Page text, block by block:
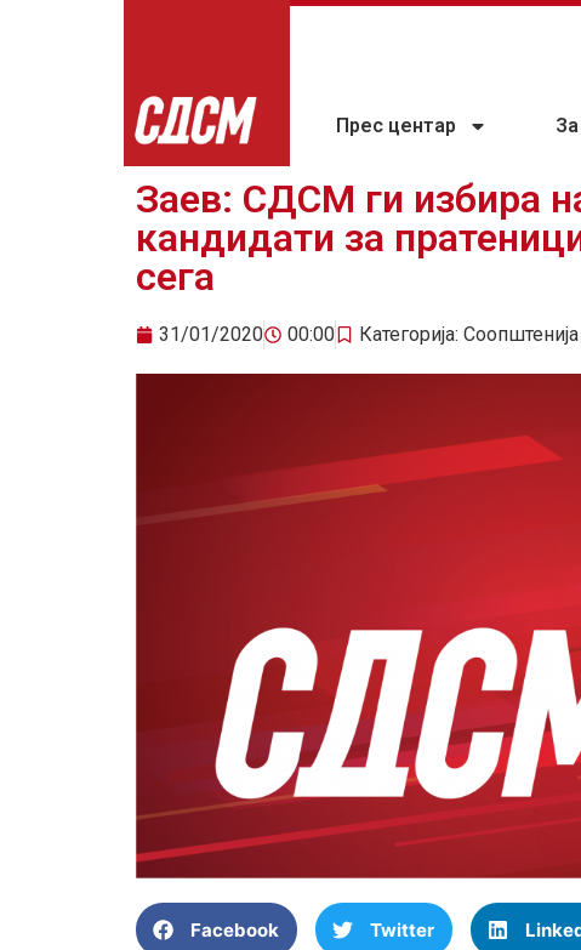
Прес центар
Заев: СДСМ ги избира
кандидати за
сега
31/01/2020 00:00 Категорија: Соопштенија
Facebook Twitter